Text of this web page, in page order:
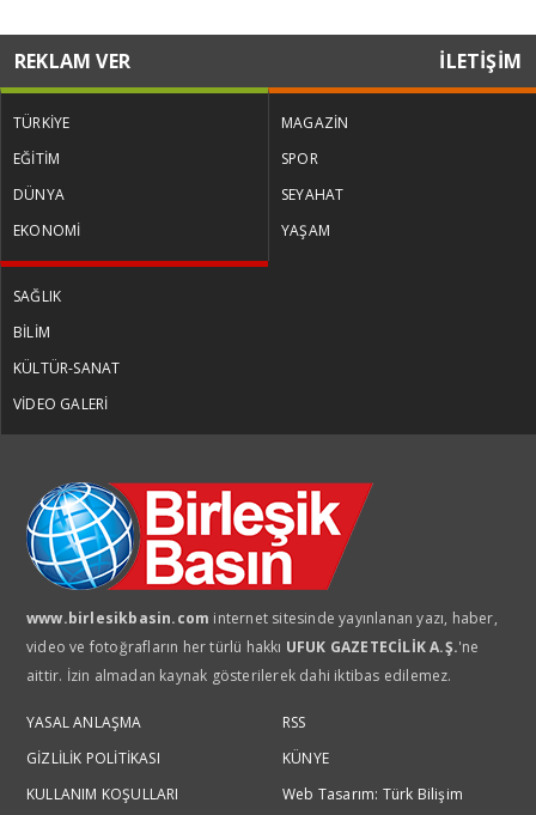
REKLAM VER İLETİŞİM
TÜRKİYE
EĞİTİM
DÜNYA
EKONOMİ
MAGAZİN
SPOR
SEYAHAT
YAŞAM
SAĞLIK
BİLİM
KÜLTÜR-SANAT
VİDEO GALERİ
www.birlesikbasin.com internet sitesinde yayınlanan yazı, haber,
video ve fotoğrafların her türlü hakkı UFUK GAZETECİLİK A.Ş.'ne
aittir. İzin almadan kaynak gösterilerek dahi iktibas edilemez.
YASAL ANLAŞMA
GİZLİLİK POLİTİKASI
KULLANIM KOŞULLARI
RSS
KÜNYE
Web Tasarım: Türk Bilişim